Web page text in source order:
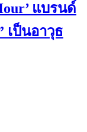
แบรนด์
เป็นอาวุธ